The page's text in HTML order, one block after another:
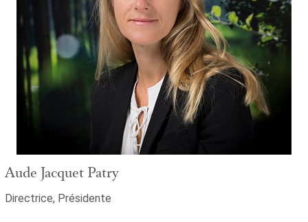
Aude Jacquet Patry
Directrice, Présidente